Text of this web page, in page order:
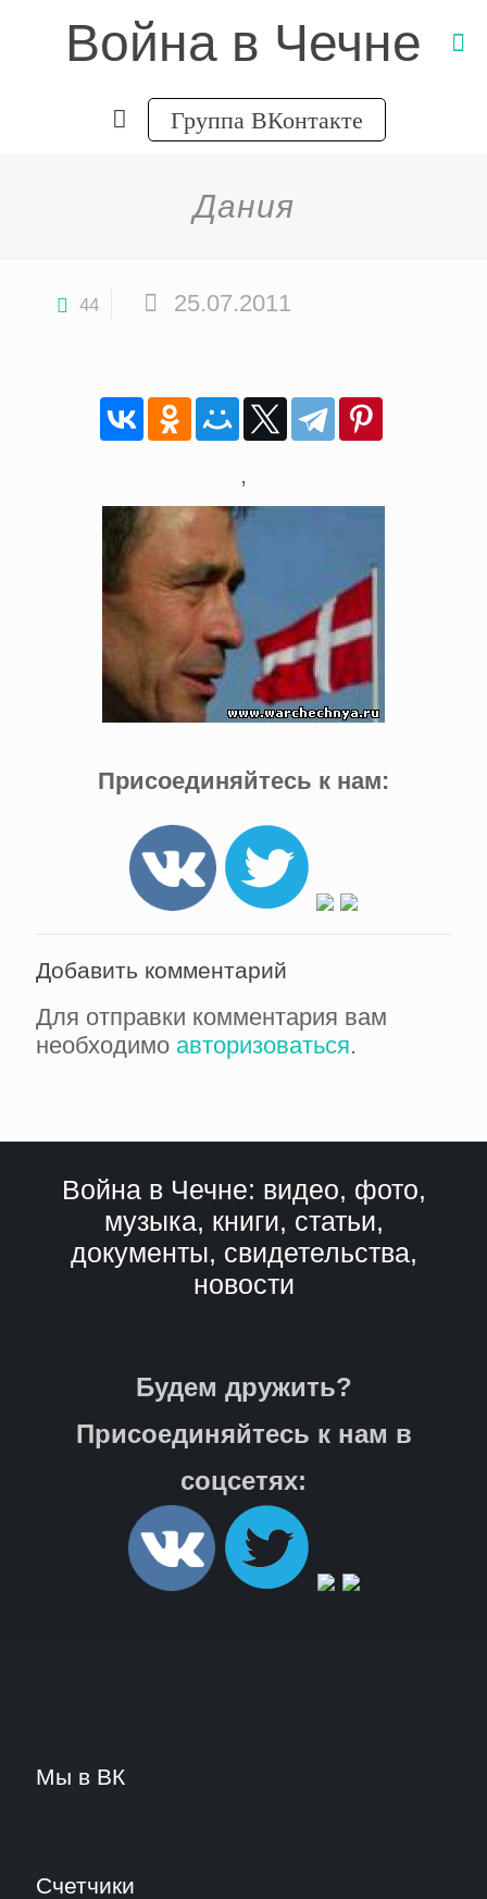
Война в Чечне
Группа ВКонтакте
Дания
44 25.07.2011
,
Присоединяйтесь к нам:
Добавить комментарий
Для отправки комментария вам
необходимо авторизоваться.
Война в Чечне: видео, фото,
музыка, книги, статьи,
документы, свидетельства,
новости
Будем дружить?
Присоединяйтесь к нам в
соцсетях:
Мы в ВК
Счетчики